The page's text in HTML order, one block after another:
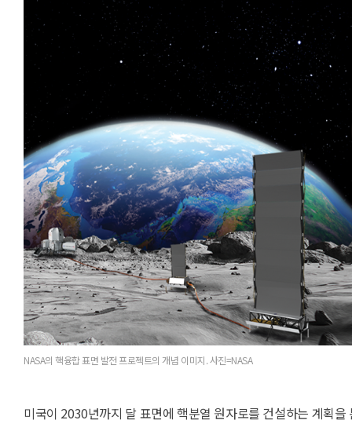
NASA의 핵융합 표면 발전 프로젝트의 개념 이미지. 사진=NASA
미국이 2030년까지 달 표면에 핵분열 원자로를 건설하는 계획